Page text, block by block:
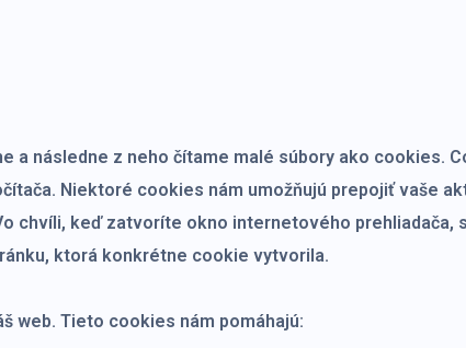
a následne z neho čítame malé súbory ako cookies.
Niektoré cookies nám umožňujú prepojiť vaše
chvíli, keď zatvoríte okno internetového
ktorá konkrétne cookie vytvorila.
web. Tieto cookies nám pomáhajú: